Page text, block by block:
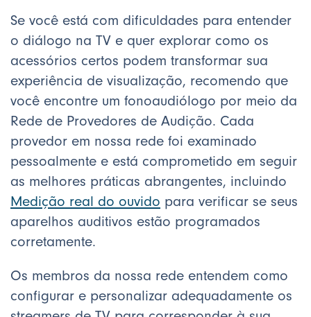
Se você está com dificuldades para entender
o diálogo na TV e quer explorar como os
acessórios certos podem transformar sua
experiência de visualização, recomendo que
você encontre um fonoaudiólogo por meio da
Rede de Provedores de Audição. Cada
provedor em nossa rede foi examinado
pessoalmente e está comprometido em seguir
as melhores práticas abrangentes, incluindo
Medição real do ouvido para verificar se seus
aparelhos auditivos estão programados
corretamente.
Os membros da nossa rede entendem como
configurar e personalizar adequadamente os